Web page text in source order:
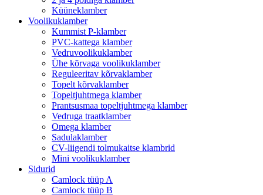
Küüneklamber
Voolikuklamber
Kummist P-klamber
PVC-kattega klamber
Vedruvoolikuklamber
Ühe kõrvaga voolikuklamber
Reguleeritav kõrvaklamber
Topelt kõrvaklamber
Topeltjuhtmega klamber
Prantsusmaa topeltjuhtmega klamber
Vedruga traatklamber
Omega klamber
Sadulaklamber
CV-liigendi tolmukaitse klambrid
Mini voolikuklamber
Sidurid
Camlock tüüp A
Camlock tüüp B